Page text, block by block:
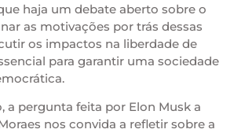
haja um debate aberto sobre o
as motivações por trás dessas
os impactos na liberdade de
para garantir uma sociedade
a pergunta feita por Elon Musk a
nos convida a refletir sobre a